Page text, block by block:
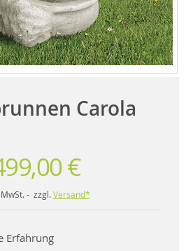
Carola
€
- zzgl. Versand*
Erfahrung